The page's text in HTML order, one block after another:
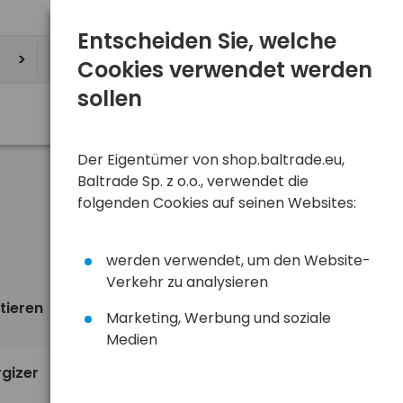
standardmäßig Ansicht
Entscheiden Sie, welche
Cookies verwendet werden
sollen
Der Eigentümer von shop.baltrade.eu,
Baltrade Sp. z o.o., verwendet die
folgenden Cookies auf seinen Websites:
werden verwendet, um den Website-
Verkehr zu analysieren
Marketing, Werbung und soziale
Medien